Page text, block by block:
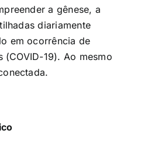
a gênese, a
diariamente
em ocorrência de
19). Ao mesmo